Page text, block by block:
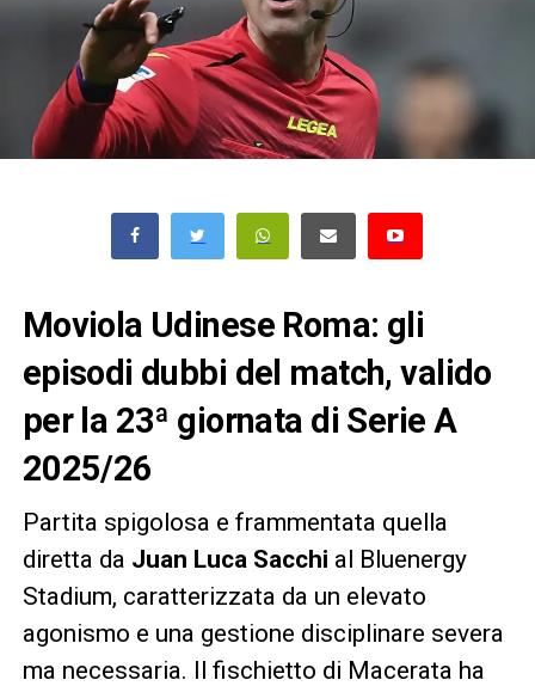
Moviola Udinese Roma: gli
episodi dubbi del match, valido
per la 23ª giornata di Serie A
2025/26
Partita spigolosa e frammentata quella
diretta da Juan Luca Sacchi al Bluenergy
Stadium, caratterizzata da un elevato
agonismo e una gestione disciplinare severa
ma necessaria. Il fischietto di Macerata ha